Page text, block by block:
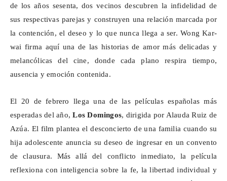
de los años sesenta, dos vecinos descubren la infidelidad de
sus respectivas parejas y construyen una relación marcada por
la contención, el deseo y lo que nunca llega a ser. Wong Kar-
wai firma aquí una de las historias de amor más delicadas y
melancólicas del cine, donde cada plano respira tiempo,
ausencia y emoción contenida.
El 20 de febrero llega una de las películas españolas más
esperadas del año,Los Domingos, dirigida por Alauda Ruiz de
Azúa. El film plantea el desconcierto de una familia cuando su
hija adolescente anuncia su deseo de ingresar en un convento
de clausura. Más allá del conflicto inmediato, la película
reflexiona con inteligencia sobre la fe, la libertad individual y